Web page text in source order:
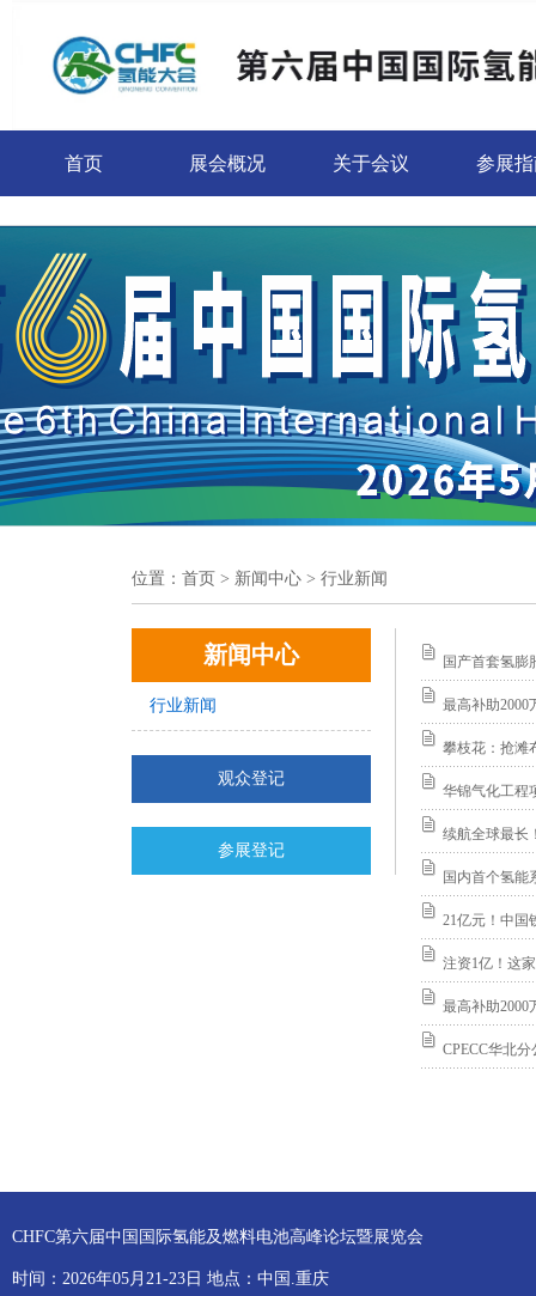
首页 展会概况 关于会议 参展
位置： 首页 > 新闻中心 > 行业新闻
新闻中心
行业新闻
观众登记
参展登记
国产首套氢膨
最高补助2000
攀枝花：抢滩
华锦气化工程
续航全球最长
国内首个氢能
21亿元！中国
注资1亿！这
最高补助2000
CPECC华北
CHFC第六届中国国际氢能及燃料电池高峰论坛暨展览会
时间：2026年05月21-23日 地点：中国.重庆